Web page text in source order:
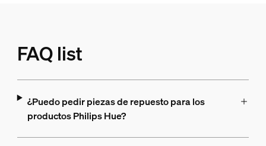
FAQ list
¿Puedo pedir piezas de repuesto para los
productos Philips Hue?